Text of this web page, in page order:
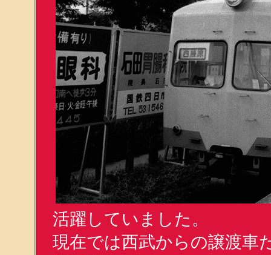
活躍していました。
現在では西武からの譲渡車